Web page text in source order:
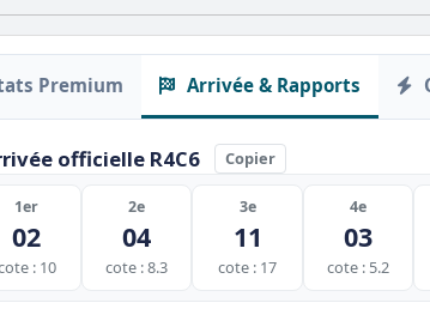
Premium Arrivée & Rapports
officielle R4C6 Copier
1er
02
: 10
2e
04
cote : 8.3
3e
11
cote : 17
4e
03
cote : 5.2